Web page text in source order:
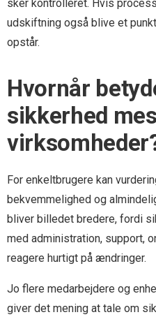
sker kontrolleret. Hvis
udskiftning også blive et
opstår.
Hvornår
sikkerhed
For enkeltbrugere kan
bekvemmelighed og
bliver billedet bredere, fordi
med administration, support,
reagere hurtigt på ændringer.
Jo flere medarbejdere og
giver det mening at tale om